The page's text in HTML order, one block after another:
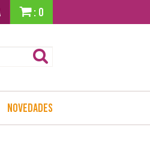
: 0
Novedades